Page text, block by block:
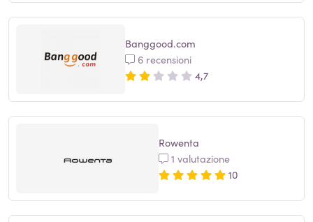
Banggood.com
6 recensioni
4,7
Rowenta
1 valutazione
10